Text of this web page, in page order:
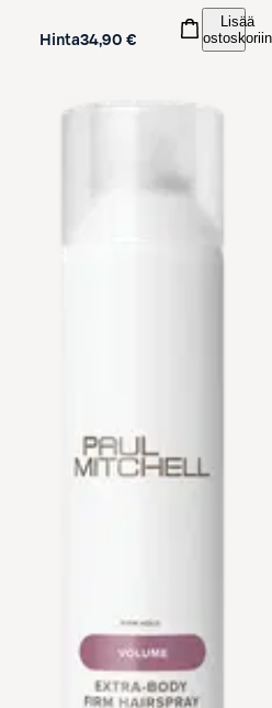
Hinta34,90 €
Lisää
ostoskoriin